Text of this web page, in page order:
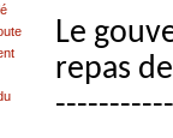
Le
repas